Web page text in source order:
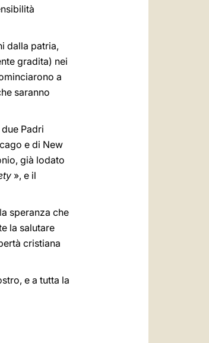
dalla patria,
gradita) nei
a
saranno
Padri
e di New
già lodato
», e il
speranza che
la salutare
cristiana
e a tutta la